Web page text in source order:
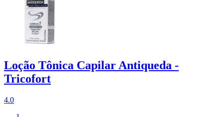
Loção Tônica Capilar Antiqueda -
Tricofort
4.0